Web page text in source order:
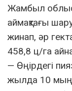
Жамбыл
аймақтағы
жинап, әр
458,8 ц/га
— Өңірдегі
жылда 10 мың